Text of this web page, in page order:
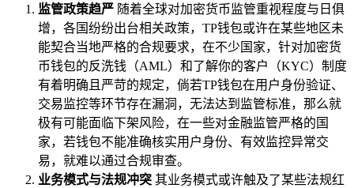
监管政策趋严 随着全球对加密货币监管重视程度与日俱
增，各国纷纷出台相关政策，TP钱包或许在某些地区未
能契合当地严格的合规要求，在不少国家，针对加密货
币钱包的反洗钱（AML）和了解你的客户（KYC）制度
有着明确且严苛的规定，倘若TP钱包在用户身份验证、
交易监控等环节存在漏洞，无法达到监管标准，那么就
极有可能面临下架风险，在一些对金融监管严格的国
家，若钱包不能准确核实用户身份、有效监控异常交
易，就难以通过合规审查。
业务模式与法规冲突 其业务模式或许触及了某些法规红